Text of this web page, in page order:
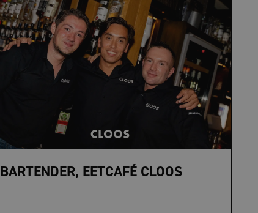
BARTENDER, EETCAFÉ CLOOS